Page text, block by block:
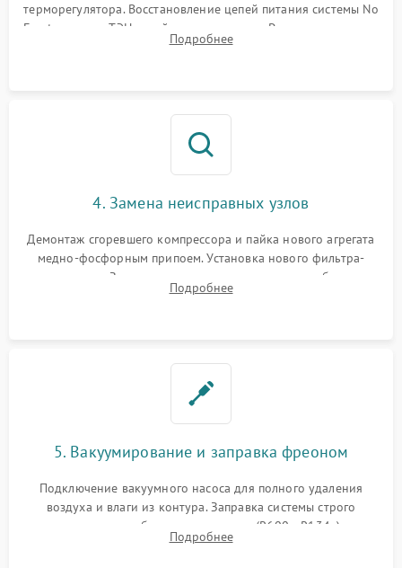
терморегулятора. Восстановление цепей питания системы No
Frost, включая ТЭН оттайки и вентилятор. Ремонт или замена
платы управления при сбоях алгоритмов.
Подробнее
4. Замена неисправных узлов
Демонтаж сгоревшего компрессора и пайка нового агрегата
медно-фосфорным припоем. Установка нового фильтра-
осушителя. Замена изношенных вентиляторов обдува,
сломанных заслонок или поврежденных дверных петель.
Подробнее
5. Вакуумирование и заправка фреоном
Подключение вакуумного насоса для полного удаления
воздуха и влаги из контура. Заправка системы строго
дозированным объемом хладагента (R600a, R134a) по
электронным весам. Контроль рабочего давления в системе.
Подробнее